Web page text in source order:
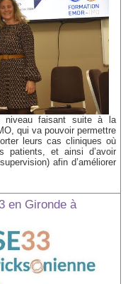
niveau faisant suite à la
qui va pouvoir permettre
leurs cas cliniques où
et ainsi d’avoir
afin d’améliorer
en Gironde à